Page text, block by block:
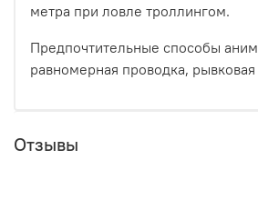
метра при ловле троллингом.
Предпочтительные способы
равномерная проводка, рывковая
Отзывы